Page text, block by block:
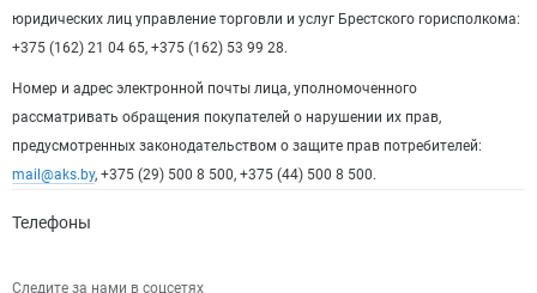
юридических лиц управление торговли и услуг Брестского горисполкома:
+375 (162) 21 04 65, +375 (162) 53 99 28.
Номер и адрес электронной почты лица, уполномоченного
рассматривать обращения покупателей о нарушении их прав,
предусмотренных законодательством о защите прав потребителей:
mail@aks.by, +375 (29) 500 8 500, +375 (44) 500 8 500.
Телефоны
Следите за нами в соцсетях